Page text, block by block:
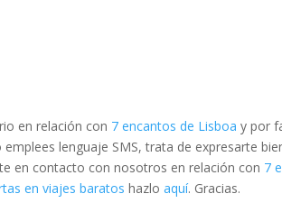
en relación con 7 encantos de Lisboa y por
emplees lenguaje SMS, trata de expresarte
en contacto con nosotros en relación con 7
en viajes baratos hazloaquí. Gracias.